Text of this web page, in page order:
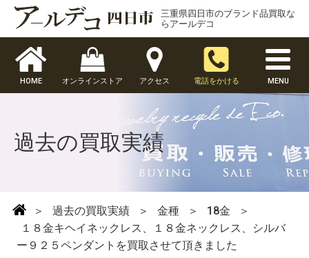
三重県四日市のブランド品買取な
らアールデコ
HOME オンラインストア アクセス 電話をかける MENU
過去の買取実績
＞ 過去の買取実績 ＞ 金種 ＞ 18金
＞
１８金キヘイネックレス、１８金ネックレス、シルバ
ー９２５ペンダントを買取させて頂きました